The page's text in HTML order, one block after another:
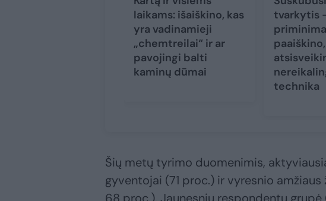
laikams: išaiškino, kas
yra vadinamieji
„chemtreilai“ ir ar
pavojingi balti
kaminų dūmai
tvarkytis
technika
Šių metų tyrimo duomenimis,
gyventojai (71 proc.) ir vyresnio